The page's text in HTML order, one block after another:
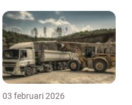
03 februari 2026